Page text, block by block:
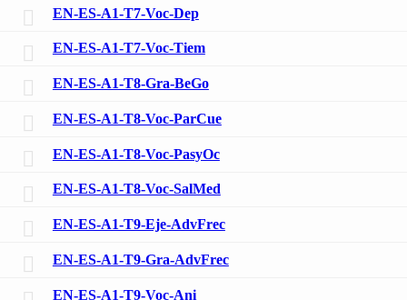
EN-ES-A1-T7-Voc-Dep
EN-ES-A1-T7-Voc-Tiem
EN-ES-A1-T8-Gra-BeGo
EN-ES-A1-T8-Voc-ParCue
EN-ES-A1-T8-Voc-PasyOc
EN-ES-A1-T8-Voc-SalMed
EN-ES-A1-T9-Eje-AdvFrec
EN-ES-A1-T9-Gra-AdvFrec
EN-ES-A1-T9-Voc-Ani